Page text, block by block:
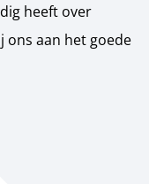
heeft over
ons aan het goede